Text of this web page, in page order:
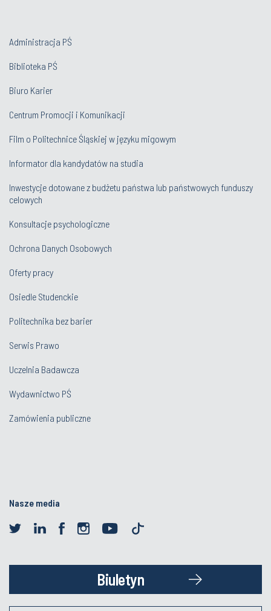
Administracja PŚ
Biblioteka PŚ
Biuro Karier
Centrum Promocji i Komunikacji
Film o Politechnice Śląskiej w języku migowym
Informator dla kandydatów na studia
Inwestycje dotowane z budżetu państwa lub państwowych funduszy
celowych
Konsultacje psychologiczne
Ochrona Danych Osobowych
Oferty pracy
Osiedle Studenckie
Politechnika bez barier
Serwis Prawo
Uczelnia Badawcza
Wydawnictwo PŚ
Zamówienia publiczne
Nasze media
Biuletyn